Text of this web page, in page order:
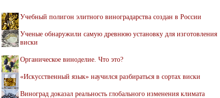
Учебный полигон элитного виноградарства создан в России
Ученые обнаружили самую древнюю установку для изготовления
виски
Органическое виноделие. Что это?
«Искусственный язык» научился разбираться в сортах виски
Виноград доказал реальность глобального изменения климата